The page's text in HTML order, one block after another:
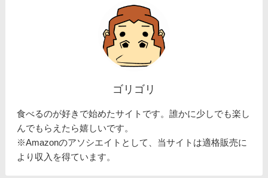
ゴリゴリ
食べるのが好きで始めたサイトです。誰かに少しでも楽し
んでもらえたら嬉しいです。
※Amazonのアソシエイトとして、当サイトは適格販売に
より収入を得ています。